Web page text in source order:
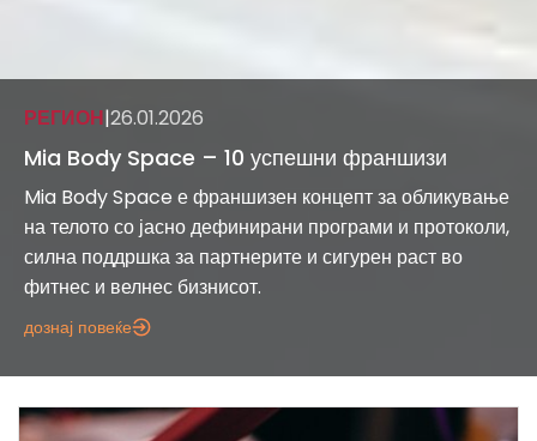
РЕГИОН|26.01.2026
Mia Body Space – 10 успешни франшизи
Mia Body Space е франшизен концепт за обликување
на телото со јасно дефинирани програми и протоколи,
силна поддршка за партнерите и сигурен раст во
фитнес и велнес бизнисот.
дознај повеќе